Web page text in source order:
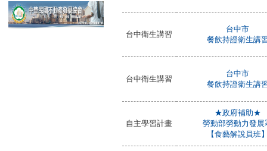
台中衛生講習
台中市
餐飲持證衛生講
台中衛生講習
台中市
餐飲持證衛生講
自主學習計畫
★政府補助★
勞動部勞動力發展
【食藝解說員班